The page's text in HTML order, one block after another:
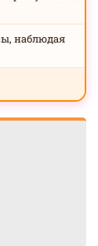
наблюдая